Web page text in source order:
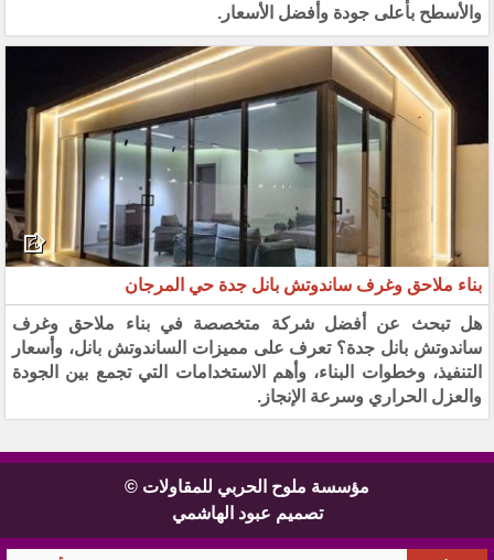
والأسطح بأعلى جودة وأفضل الأسعار.
بناء ملاحق وغرف ساندوتش بانل جدة حي المرجان
هل تبحث عن أفضل شركة متخصصة في بناء ملاحق وغرف
ساندوتش بانل جدة؟ تعرف على مميزات الساندوتش بانل، وأسعار
التنفيذ، وخطوات البناء، وأهم الاستخدامات التي تجمع بين الجودة
والعزل الحراري وسرعة الإنجاز.
مؤسسة ملوح الحربي للمقاولات ©
تصميم عبود الهاشمي